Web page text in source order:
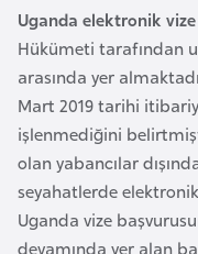
Uganda elektronik vize
Hükümeti tarafından
arasında yer
Mart 2019 tarihi
işlenmediğini
olan yabancılar
seyahatlerde
Uganda vize
devamında yer alan
h
r
e
y
n
B
a